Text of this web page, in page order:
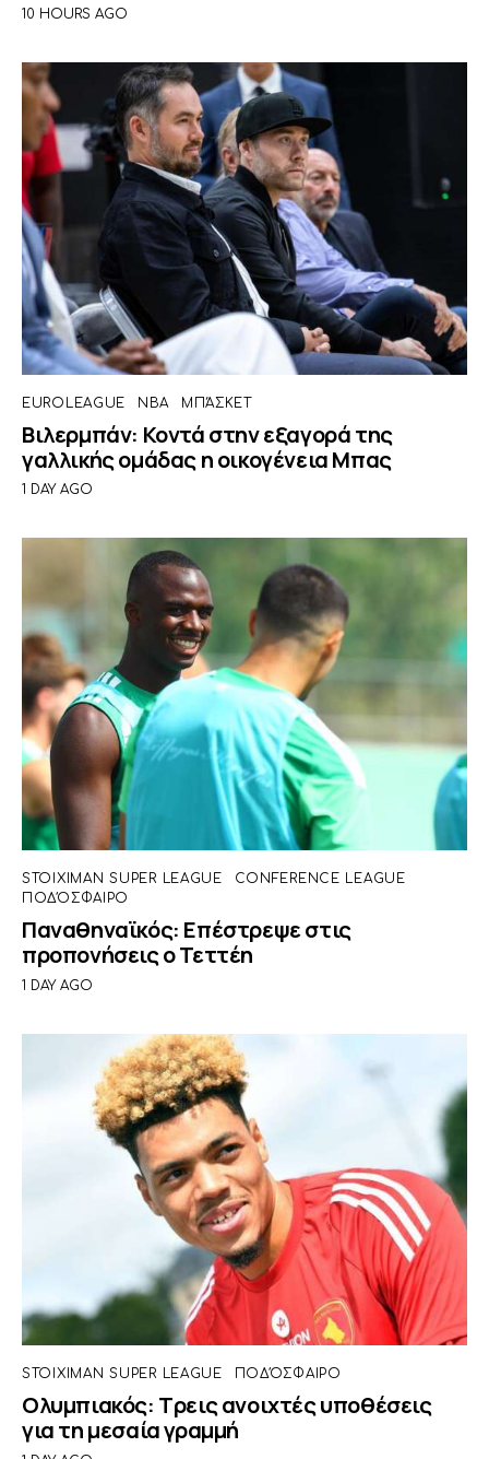
10 HOURS AGO
EUROLEAGUE NBA ΜΠΆΣΚΕΤ
Βιλερμπάν: Κοντά στην εξαγορά της
γαλλικής ομάδας η οικογένεια Μπας
1 DAY AGO
STOIXIMAN SUPER LEAGUE
CONFERENCE LEAGUE
ΠΟΔΌΣΦΑΙΡΟ
Παναθηναϊκός: Επέστρεψε στις
προπονήσεις ο Τεττέη
1 DAY AGO
STOIXIMAN SUPER LEAGUE ΠΟΔΌΣΦΑΙΡΟ
Ολυμπιακός: Τρεις ανοιχτές υποθέσεις
για τη μεσαία γραμμή